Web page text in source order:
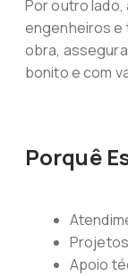
Por outro
engenheiros e
obra,
bonito e com
Porquê
Apoio